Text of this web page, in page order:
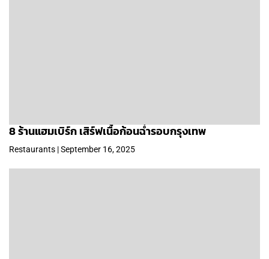
8 ร้านแฮมเบิร์ก เสิร์ฟเนื้อก้อนฉ่ำรอบกรุงเทพ
Restaurants | September 16, 2025